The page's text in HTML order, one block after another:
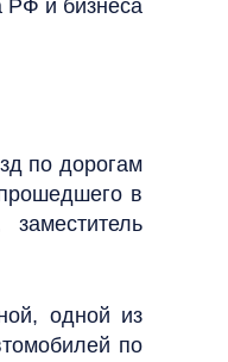
РФ и бизнеса
по дорогам
в
одной из
по